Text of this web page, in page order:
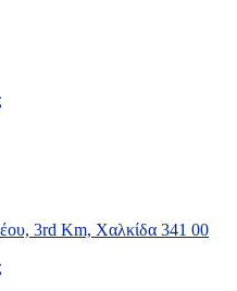
3rd Km, Χαλκίδα 341 00